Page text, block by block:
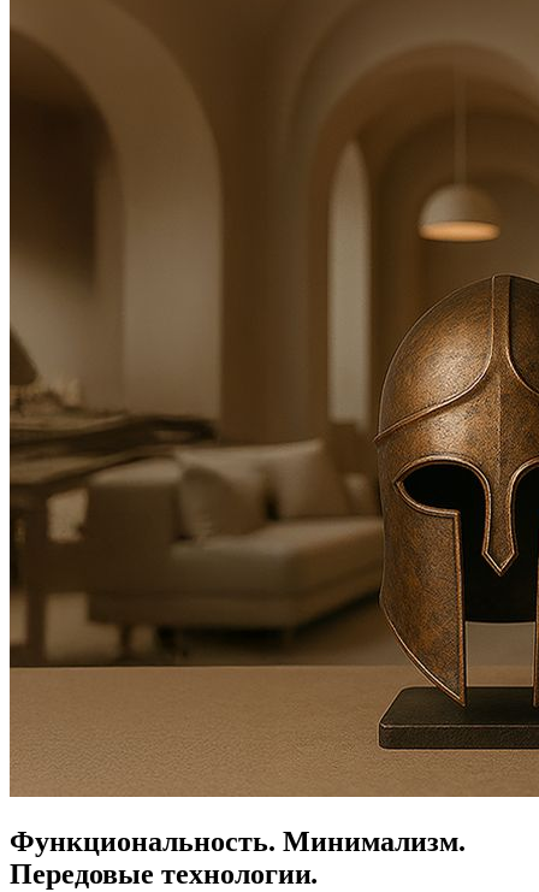
Функциональность. Минимализм.
Передовые технологии.